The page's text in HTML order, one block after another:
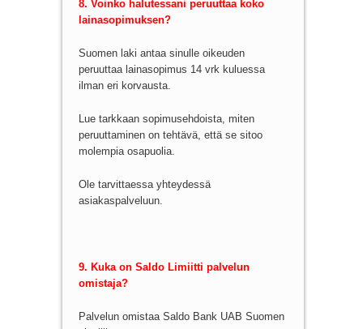
8. Voinko halutessani peruuttaa koko
lainasopimuksen?
Suomen laki antaa sinulle oikeuden
peruuttaa lainasopimus 14 vrk kuluessa
ilman eri korvausta.
Lue tarkkaan sopimusehdoista, miten
peruuttaminen on tehtävä, että se sitoo
molempia osapuolia.
Ole tarvittaessa yhteydessä
asiakaspalveluun.
9. Kuka on Saldo Limiitti palvelun
omistaja?
Palvelun omistaa Saldo Bank UAB Suomen